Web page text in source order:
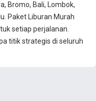
Bromo, Bali, Lombok,
Paket Liburan Murah
setiap perjalanan.
titik strategis di seluruh